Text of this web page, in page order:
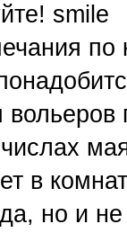
по
в
но и